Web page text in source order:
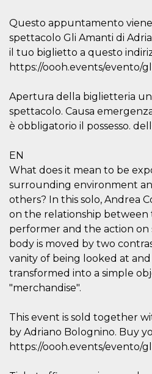
Questo appuntamento
spettacolo Gli Amanti di
il tuo biglietto a questo
https://oooh.events/evento/
Apertura della biglietteria
spettacolo. Causa
è obbligatorio il possesso.
EN
What does it mean to be
surrounding environment
others? In this solo, Andrea
on the relationship between
performer and the action on
body is moved by two
vanity of being looked at
transformed into a simple
"merchandise".
This event is sold together
by Adriano Bolognino. Buy
https://oooh.events/evento/
Stripe
CookieScriptConsent